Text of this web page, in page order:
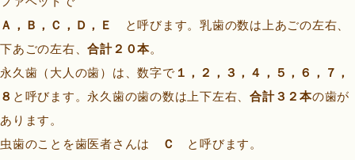
Ａ，Ｂ，Ｃ，Ｄ，Ｅ
と呼びます。乳歯の数は上あごの左右、
下あごの左右、合計２０本。
永久歯（大人の歯）は、数字で １，２，３，４，５，６，７，
８ と呼びます。永久歯の歯の数は上下左右、 合計３２本の歯が
あります。
虫歯のことを歯医者さんは
Ｃ
と呼びます。